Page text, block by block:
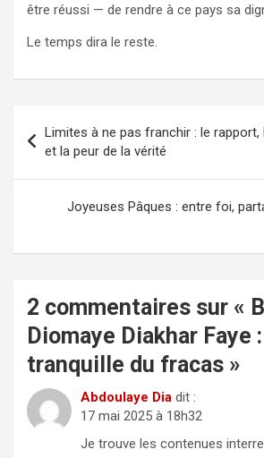
être réussi — de rendre à ce pays sa
Le temps dira le reste.
de
l’article
Limites à ne pas franchir : le
et la peur de la vérité
Joyeuses Pâques : entre foi,
2 commentaires sur «
Diomaye Diakhar Faye
tranquille du fracas »
Abdoulaye Dia dit :
17 mai 2025 à 18h32
Je trouve les contenues